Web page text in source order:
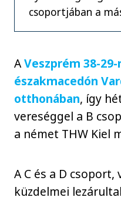
csoportjában a
AVeszprém 38-
északmacedón
otthonában, így
vereséggel a B
a német THW Kiel
A C és a D csoport,
küzdelmei